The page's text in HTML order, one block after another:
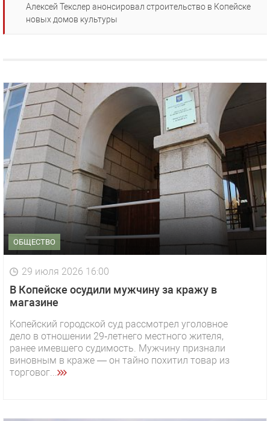
Алексей Текслер анонсировал строительство в Копейске
новых домов культуры
ОБЩЕСТВО
29 июля 2026 16:00
В Копейске осудили мужчину за кражу в
магазине
Копейский городской суд рассмотрел уголовное
дело в отношении 29‑летнего местного жителя,
ранее имевшего судимость. Мужчину признали
виновным в краже — он тайно похитил товар из
торговог...